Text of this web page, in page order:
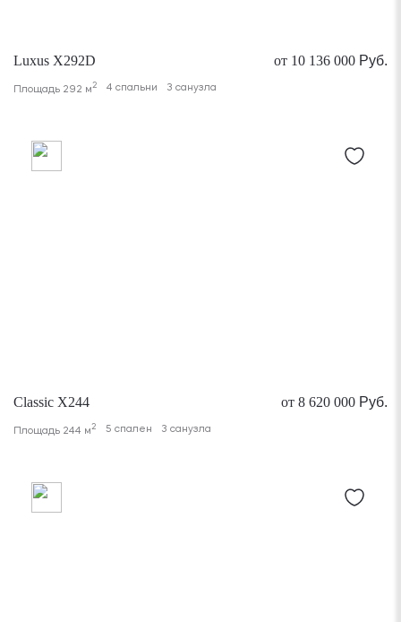
Luxus X292D от 10 136 000 Руб.
Площадь 292 м2 4 спальни 3 санузла
Classic X244 от 8 620 000 Руб.
Площадь 244 м2 5 спален 3 санузла